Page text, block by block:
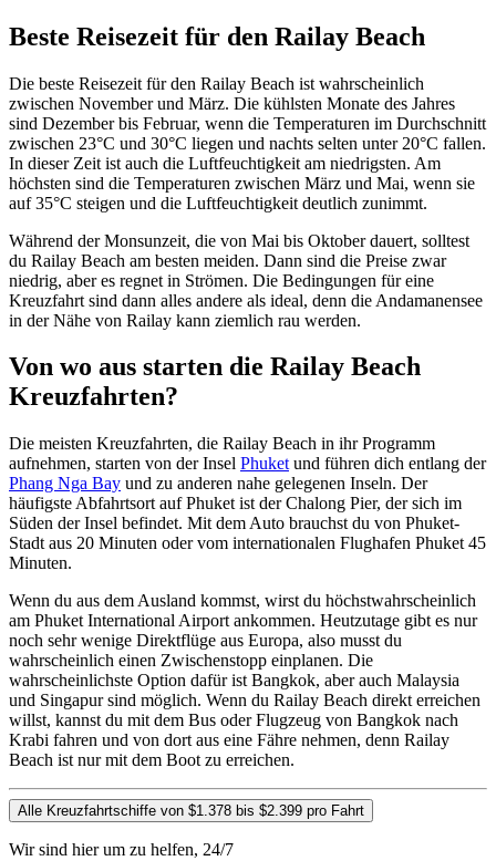
Beste Reisezeit für den Railay Beach
Die beste Reisezeit für den Railay Beach ist wahrscheinlich
zwischen November und März. Die kühlsten Monate des Jahres
sind Dezember bis Februar, wenn die Temperaturen im Durchschnitt
zwischen 23°C und 30°C liegen und nachts selten unter 20°C fallen.
In dieser Zeit ist auch die Luftfeuchtigkeit am niedrigsten. Am
höchsten sind die Temperaturen zwischen März und Mai, wenn sie
auf 35°C steigen und die Luftfeuchtigkeit deutlich zunimmt.
Während der Monsunzeit, die von Mai bis Oktober dauert, solltest
du Railay Beach am besten meiden. Dann sind die Preise zwar
niedrig, aber es regnet in Strömen. Die Bedingungen für eine
Kreuzfahrt sind dann alles andere als ideal, denn die Andamanensee
in der Nähe von Railay kann ziemlich rau werden.
Von wo aus starten die Railay Beach
Kreuzfahrten?
Die meisten Kreuzfahrten, die Railay Beach in ihr Programm
aufnehmen, starten von der Insel Phuket und führen dich entlang der
Phang Nga Bay und zu anderen nahe gelegenen Inseln. Der
häufigste Abfahrtsort auf Phuket ist der Chalong Pier, der sich im
Süden der Insel befindet. Mit dem Auto brauchst du von Phuket-
Stadt aus 20 Minuten oder vom internationalen Flughafen Phuket 45
Minuten.
Wenn du aus dem Ausland kommst, wirst du höchstwahrscheinlich
am Phuket International Airport ankommen. Heutzutage gibt es nur
noch sehr wenige Direktflüge aus Europa, also musst du
wahrscheinlich einen Zwischenstopp einplanen. Die
wahrscheinlichste Option dafür ist Bangkok, aber auch Malaysia
und Singapur sind möglich. Wenn du Railay Beach direkt erreichen
willst, kannst du mit dem Bus oder Flugzeug von Bangkok nach
Krabi fahren und von dort aus eine Fähre nehmen, denn Railay
Beach ist nur mit dem Boot zu erreichen.
Alle Kreuzfahrtschiffe von $1.378 bis $2.399 pro Fahrt
Wir sind hier um zu helfen, 24/7